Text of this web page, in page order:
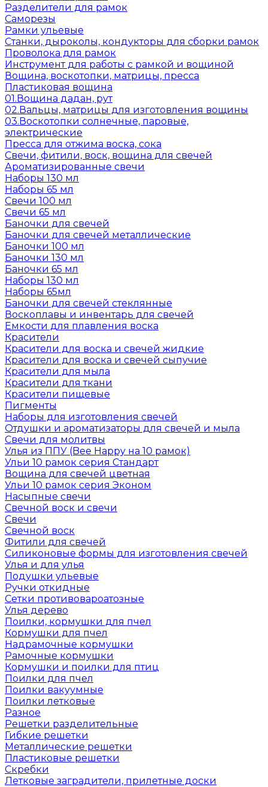
Разделители для рамок
Саморезы
Рамки ульевые
Станки, дыроколы, кондукторы для сборки рамок
Проволока для рамок
Инструмент для работы с рамкой и вощиной
Вощина, воскотопки, матрицы, пресса
Пластиковая вощина
01.Вощина дадан, рут
02.Вальцы, матрицы для изготовления вощины
03.Воскотопки солнечные, паровые,
электрические
Пресса для отжима воска, сока
Свечи, фитили, воск, вощина для свечей
Ароматизированные свечи
Наборы 130 мл
Наборы 65 мл
Свечи 100 мл
Свечи 65 мл
Баночки для свечей
Баночки для свечей металлические
Баночки 100 мл
Баночки 130 мл
Баночки 65 мл
Наборы 130 мл
Наборы 65мл
Баночки для свечей стеклянные
Воскоплавы и инвентарь для свечей
Емкости для плавления воска
Красители
Красители для воска и свечей жидкие
Красители для воска и свечей сыпучие
Красители для мыла
Красители для ткани
Красители пищевые
Пигменты
Наборы для изготовления свечей
Отдушки и ароматизаторы для свечей и мыла
Свечи для молитвы
Улья из ППУ (Bee Happy на 10 рамок)
Ульи 10 рамок серия Стандарт
Вощина для свечей цветная
Ульи 10 рамок серия Эконом
Насыпные свечи
Свечной воск и свечи
Свечи
Свечной воск
Фитили для свечей
Силиконовые формы для изготовления свечей
Улья и для улья
Подушки ульевые
Ручки откидные
Сетки противовароатозные
Улья дерево
Поилки, кормушки для пчел
Кормушки для пчел
Надрамочные кормушки
Рамочные кормушки
Кормушки и поилки для птиц
Поилки для пчел
Поилки вакуумные
Поилки летковые
Разное
Решетки разделительные
Гибкие решетки
Металлические решетки
Пластиковые решетки
Скребки
Летковые заградители, прилетные доски